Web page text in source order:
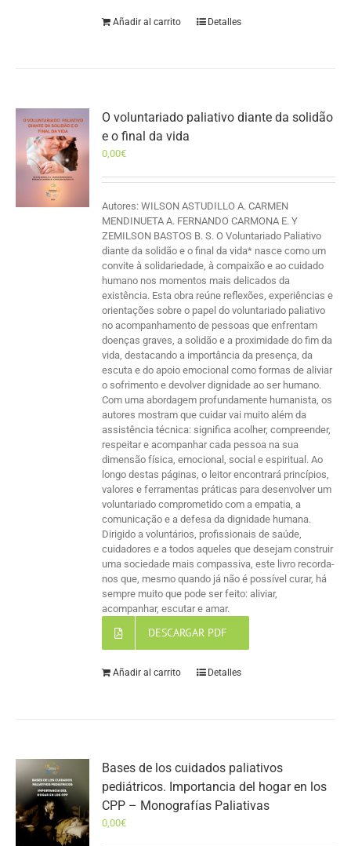
Añadir al carrito Detalles
O voluntariado paliativo diante da solidão
e o final da vida
0,00€
Autores: WILSON ASTUDILLO A. CARMEN
MENDINUETA A. FERNANDO CARMONA E. Y
ZEMILSON BASTOS B. S. O Voluntariado Paliativo
diante da solidão e o final da vida* nasce como um
convite à solidariedade, à compaixão e ao cuidado
humano nos momentos mais delicados da
existência. Esta obra reúne reflexões, experiências e
orientações sobre o papel do voluntariado paliativo
no acompanhamento de pessoas que enfrentam
doenças graves, a solidão e a proximidade do fim da
vida, destacando a importância da presença, da
escuta e do apoio emocional como formas de aliviar
o sofrimento e devolver dignidade ao ser humano.
Com uma abordagem profundamente humanista, os
autores mostram que cuidar vai muito além da
assistência técnica: significa acolher, compreender,
respeitar e acompanhar cada pessoa na sua
dimensão física, emocional, social e espiritual. Ao
longo destas páginas, o leitor encontrará princípios,
valores e ferramentas práticas para desenvolver um
voluntariado comprometido com a empatia, a
comunicação e a defesa da dignidade humana.
Dirigido a voluntários, profissionais de saúde,
cuidadores e a todos aqueles que desejam construir
uma sociedade mais compassiva, este livro recorda-
nos que, mesmo quando já não é possível curar, há
sempre muito que pode ser feito: aliviar,
acompanhar, escutar e amar.
DESCARGAR PDF
Añadir al carrito Detalles
Bases de los cuidados paliativos
pediátricos. Importancia del hogar en los
CPP – Monografías Paliativas
0,00€